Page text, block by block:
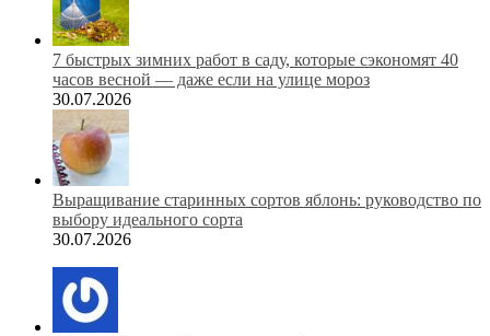
7 быстрых зимних работ в саду, которые сэкономят 40
часов весной — даже если на улице мороз
30.07.2026
Выращивание старинных сортов яблонь: руководство по
выбору идеального сорта
30.07.2026